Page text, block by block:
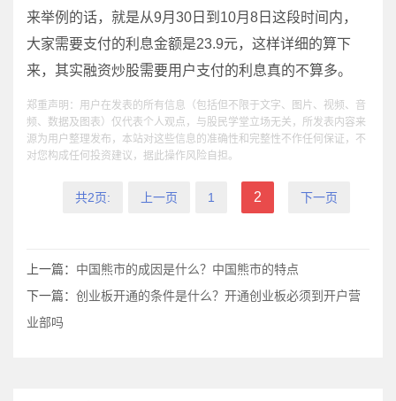
来举例的话，就是从9月30日到10月8日这段时间内，
大家需要支付的利息金额是23.9元，这样详细的算下
来，其实融资炒股需要用户支付的利息真的不算多。
郑重声明：用户在发表的所有信息（包括但不限于文字、图片、视频、音
频、数据及图表）仅代表个人观点，与股民学堂立场无关，所发表内容来
源为用户整理发布，本站对这些信息的准确性和完整性不作任何保证，不
对您构成任何投资建议，据此操作风险自担。
共2页: 上一页 1 2 下一页
上一篇： 中国熊市的成因是什么？中国熊市的特点
下一篇： 创业板开通的条件是什么？开通创业板必须到开户营
业部吗